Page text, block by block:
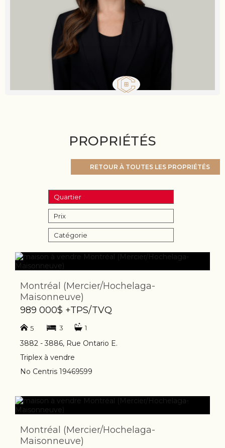
PROPRIÉTÉS
RETOUR À TOUTES LES PROPRIÉTÉS
Quartier
Prix
Catégorie
Montréal (Mercier/Hochelaga-
Maisonneuve)
989 000$ +TPS/TVQ
5 3 1
3882 - 3886, Rue Ontario E.
Triplex à vendre
No Centris 19469599
Montréal (Mercier/Hochelaga-
Maisonneuve)